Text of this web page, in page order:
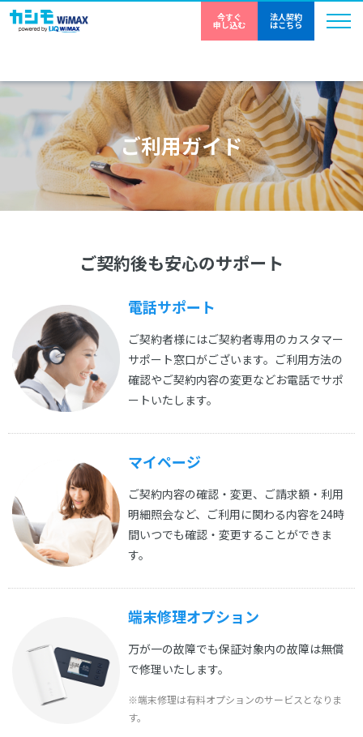
今すぐ
申し込む
法人契約
はこちら
ご利用ガイド
ご契約後も安心のサポート
電話サポート
ご契約者様にはご契約者専用のカスタマー
サポート窓口がございます。ご利用方法の
確認やご契約内容の変更などお電話でサポ
ートいたします。
マイページ
ご契約内容の確認・変更、ご請求額・利用
明細照会など、ご利用に関わる内容を24時
間いつでも確認・変更することができま
す。
端末修理オプション
万が一の故障でも保証対象内の故障は無償
で修理いたします。
※端末修理は有料オプションのサービスとなりま
す。